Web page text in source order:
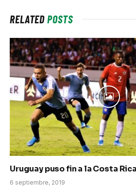
RELATEDPOSTS
Uruguay puso fin a la Costa
6 septiembre, 2019